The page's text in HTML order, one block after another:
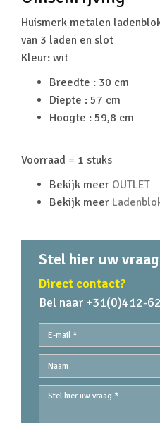
Huismerk metalen
van 3 laden en slot
Kleur: wit
Breedte : 30 cm
Diepte : 57 cm
Hoogte : 59,8 cm
Voorraad = 1 stuks
Bekijk meer OUTLET
Bekijk meer
Stel hier uw vraag
Direct contact?
Bel naar +31(0)412-